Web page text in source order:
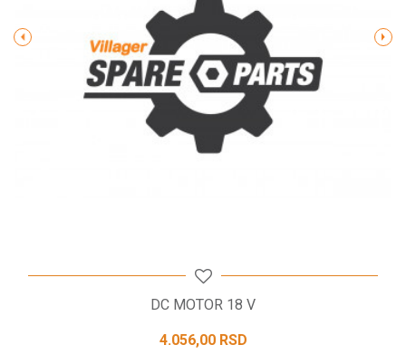
POŠALJI
DC MOTOR 18 V
4.056,00 RSD